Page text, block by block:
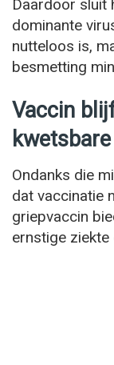
Daardoor sluit
dominante
nutteloos is,
besmetting
Vaccin
Ondanks die
dat vaccinatie
griepvaccin
ernstige